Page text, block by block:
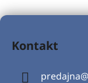
Z
Kontakt
predajna@